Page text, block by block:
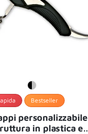
Bestseller
personalizzabile
in plastica e